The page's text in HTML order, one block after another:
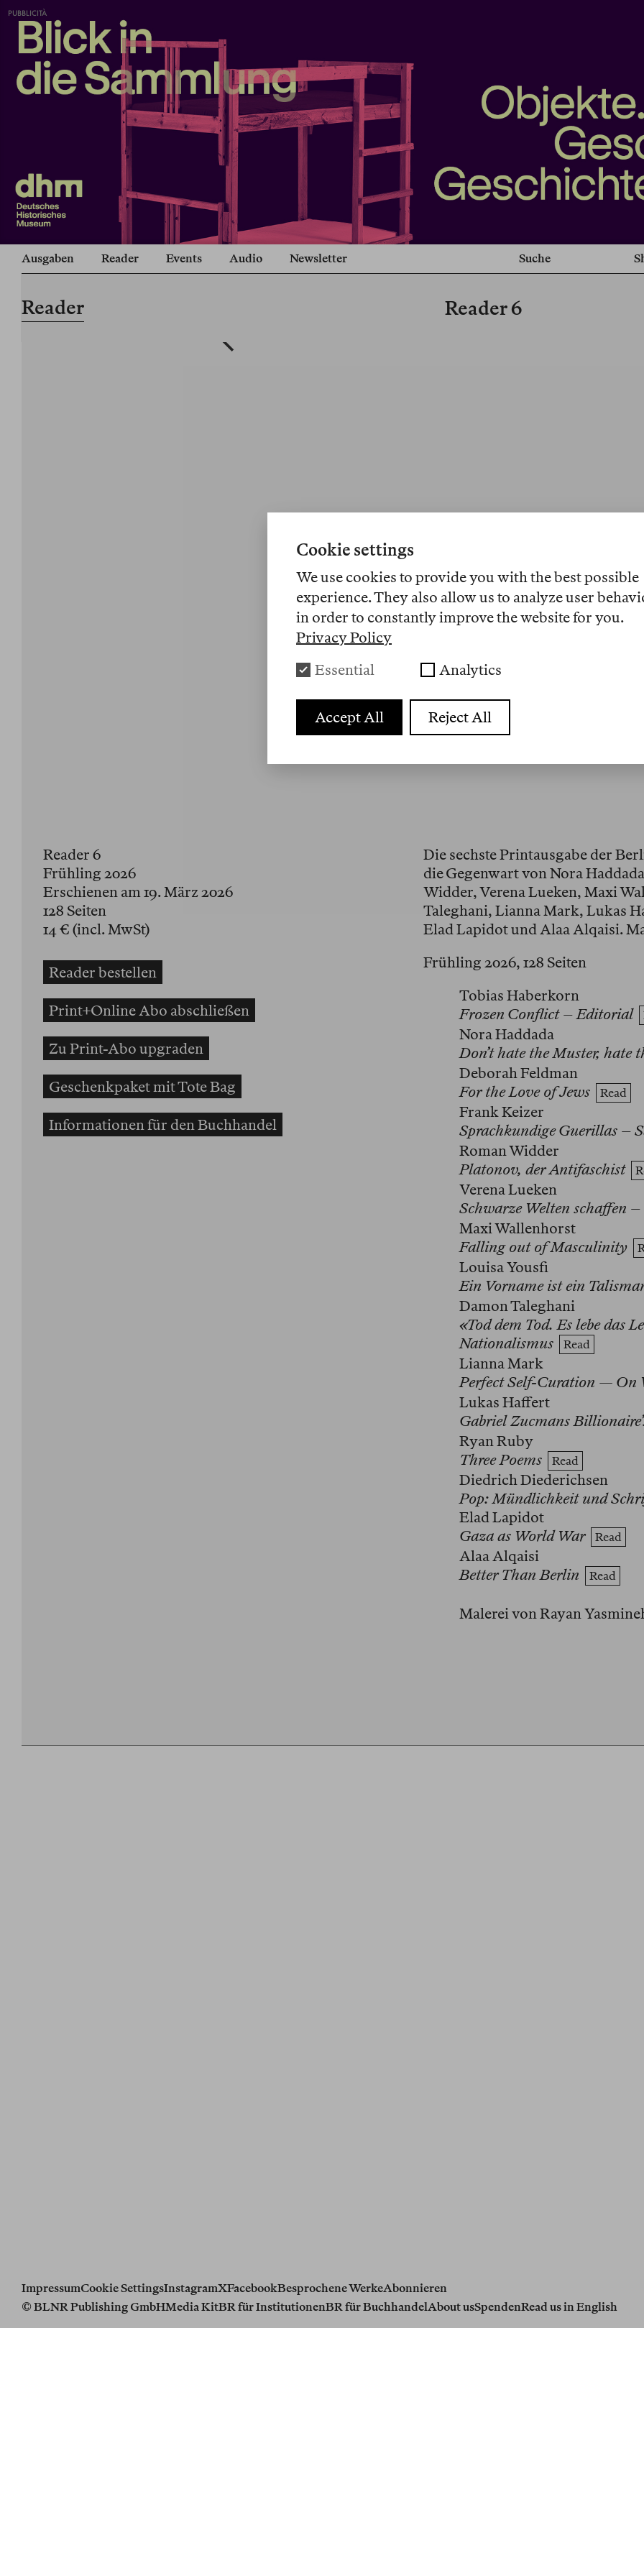
PUBBLICITÀ
Ausgaben Reader Events Audio Newsletter Suche
Reader Reader 6
Reader 6
Frühling 2026
Erschienen am 19. März 2026
128 Seiten
14 € (incl. MwSt)
Reader bestellen
Print+Online Abo abschließen
Zu Print-Abo upgraden
Geschenkpaket mit Tote Bag
Informationen für den Buchhandel
Die sechste Printausgabe der
die Gegenwart von Nora
Widder, Verena Lueken, Maxi
Taleghani, Lianna Mark, Lukas
Elad Lapidot und Alaa Alqaisi.
Frühling 2026, 128 Seiten
Tobias Haberkorn
Frozen Conflict – Editorial
Nora Haddada
Don’t hate the Muster, hate
Deborah Feldman
For the Love of Jews
Read
Frank Keizer
Sprachkundige Guerillas –
Roman Widder
Platonov, der Antifaschist
Verena Lueken
Schwarze Welten schaffen
Maxi Wallenhorst
Falling out of Masculinity
Louisa Yousfi
Ein Vorname ist ein
Damon Taleghani
«Tod dem Tod. Es lebe das
Nationalismus
Read
Lianna Mark
Perfect Self-Curation — On
Lukas Haffert
Gabriel Zucmans
Ryan Ruby
Three Poems
Read
Diedrich Diederichsen
Pop: Mündlichkeit und
Elad Lapidot
Gaza as World War
Read
Alaa Alqaisi
Better Than Berlin
Read
Malerei von Rayan
ImpressumCookie SettingsInstagramXFacebookBesprochene WerkeAbonnieren
© BLNR Publishing GmbHMedia KitBR für InstitutionenBR für BuchhandelAbout usSpendenRead us in English
Cookie settings
We use cookies to provide you with the best possible
experience. They also allow us to analyze user
in order to constantly improve the website for you.
Privacy Policy
Essential
Analytics
Accept All Reject All